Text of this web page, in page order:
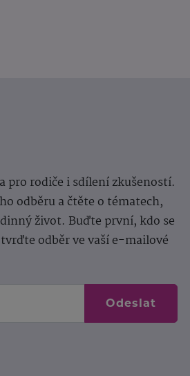
pro rodiče i sdílení zkušeností.
odběru a čtěte o tématech,
život. Buďte první, kdo se
odběr ve vaší e-mailové
Odeslat